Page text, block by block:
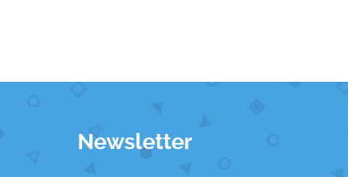
Newsletter